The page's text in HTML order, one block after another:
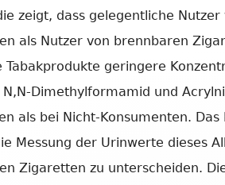
zeigt, dass gelegentliche
als Nutzer von brennbaren
geringere
Dimethylformamid und
als bei Nicht-Konsumenten.
Messung der Urinwerte dieses
Zigaretten zu unterscheiden.